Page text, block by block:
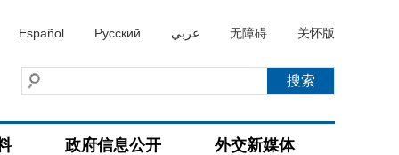
Español Русский عربي 无障碍 关怀版
政府信息公开 外交新媒体